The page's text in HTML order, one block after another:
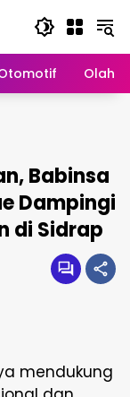
Babinsa
Dampingi
di Sidrap
mendukung